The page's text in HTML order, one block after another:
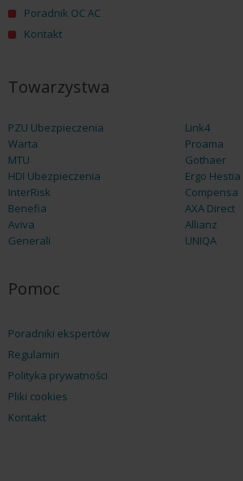
Poradnik OC AC
Kontakt
Towarzystwa
PZU Ubezpieczenia
Link4
Warta
Proama
MTU
Gothaer
HDI Ubezpieczenia
Ergo Hestia
InterRisk
Compensa
Benefia
AXA Direct
Aviva
Allianz
Generali
UNIQA
Pomoc
Poradniki ekspertów
Regulamin
Polityka prywatności
Pliki cookies
Kontakt